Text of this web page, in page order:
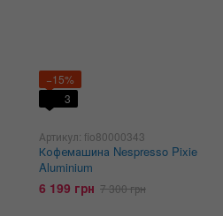
−15%
3
Артикул: fio80000343
Кофемашина Nespresso Pixie
Aluminium
6 199 грн 7 300 грн